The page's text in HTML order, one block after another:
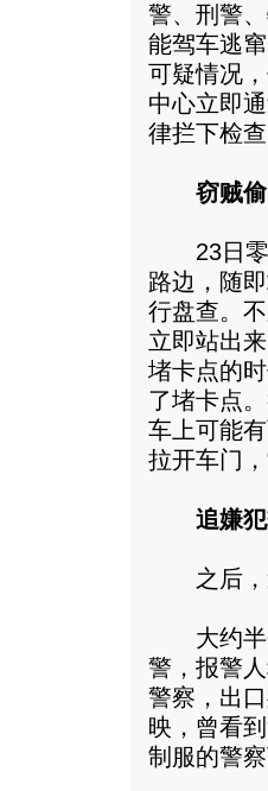
警、刑警
能驾车逃
可疑情况
中心立即
律拦下检查
窃贼
23日零
路边，随
行盘查。
立即站出
堵卡点的
了堵卡点
车上可能
拉开车门
追嫌
之后，
大约半
警，报警
警察，出
映，曾看
制服的警